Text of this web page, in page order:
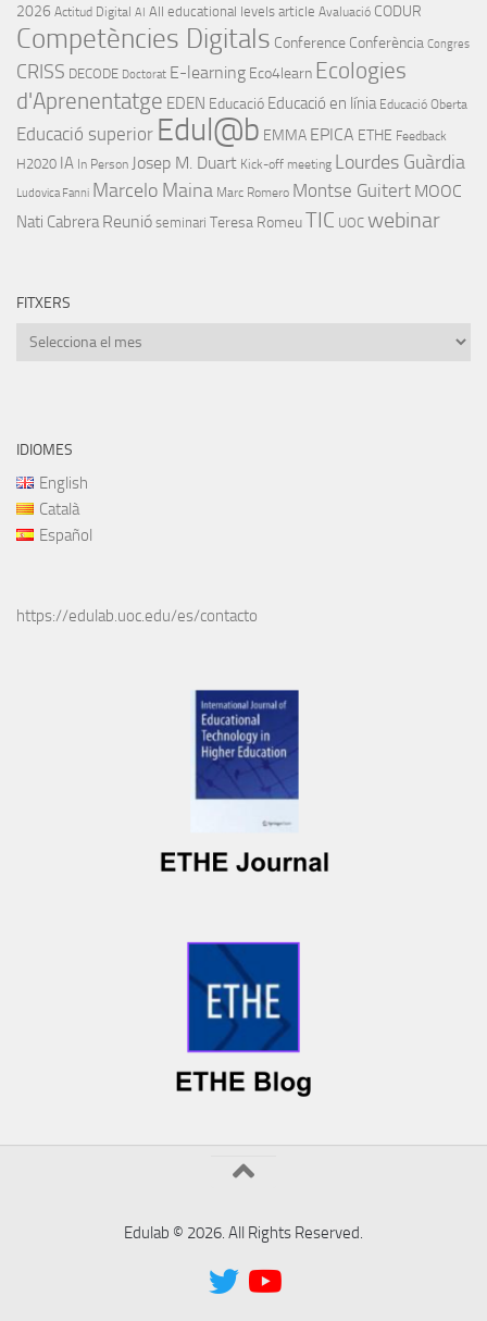
2026 Actitud Digital AI All educational levels article Avaluació CODUR
Competències Digitals Conference Conferència Congres
CRISS DECODE Doctorat E-learning Eco4learn Ecologies
d'Aprenentatge EDEN Educació Educació en línia Educació Oberta
Educació superior Edul@b EMMA EPICA ETHE Feedback
H2020 IA In Person Josep M. Duart Kick-off meeting Lourdes Guàrdia
Ludovica Fanni Marcelo Maina Marc Romero Montse Guitert MOOC
Nati Cabrera Reunió seminari Teresa RomeuTIC UOC webinar
FITXERS
Fitxers
IDIOMES
English
Català
Español
https://edulab.uoc.edu/es/contacto
Edulab © 2026. All Rights Reserved.